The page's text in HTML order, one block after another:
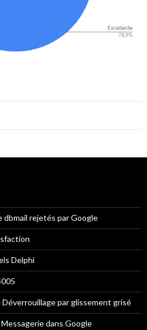
dbmail rejetés par Google
Delphi
par glissement grisé
dans Google